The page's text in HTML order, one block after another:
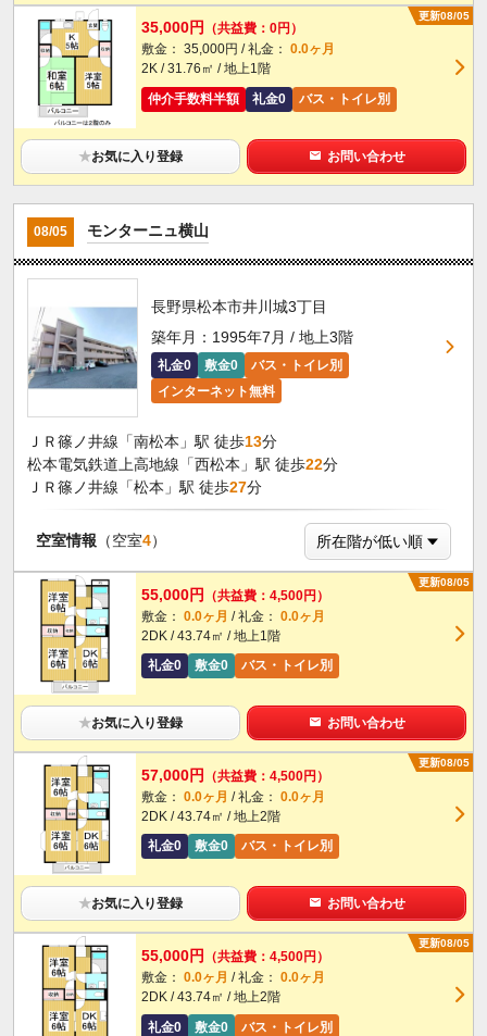
更新08/05
35,000円
（共益費：0円）
敷金： 35,000円 / 礼金： 0.0ヶ月
2K / 31.76㎡ / 地上1階
仲介手数料半額
礼金0 バス・トイレ別
★お気に入り登録 お問い合わせ
08/05 モンターニュ横山
長野県松本市井川城3丁目
築年月：1995年7月 / 地上3階
礼金0 敷金0
バス・トイレ別
インターネット無料
ＪＲ篠ノ井線「南松本」駅 徒歩13分
松本電気鉄道上高地線「西松本」駅 徒歩22分
ＪＲ篠ノ井線「松本」駅 徒歩27分
空室情報 （空室4）
更新08/05
55,000円 （共益費：4,500円）
敷金： 0.0ヶ月 / 礼金： 0.0ヶ月
2DK / 43.74㎡ / 地上1階
礼金0
敷金0 バス・トイレ別
★お気に入り登録 お問い合わせ
更新08/05
57,000円 （共益費：4,500円）
敷金： 0.0ヶ月 / 礼金： 0.0ヶ月
2DK / 43.74㎡ / 地上2階
礼金0
敷金0 バス・トイレ別
★お気に入り登録 お問い合わせ
更新08/05
55,000円 （共益費：4,500円）
敷金： 0.0ヶ月 / 礼金： 0.0ヶ月
2DK / 43.74㎡ / 地上2階
礼金0
敷金0 バス・トイレ別